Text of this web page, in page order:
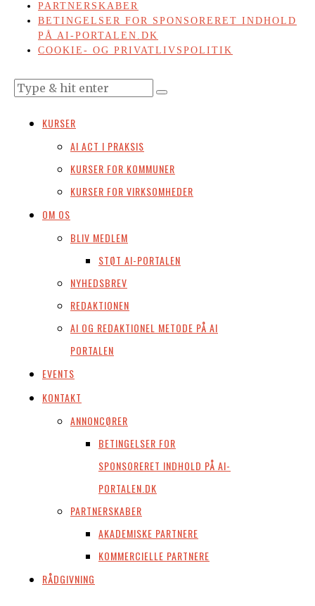
PARTNERSKABER
BETINGELSER FOR SPONSORERET INDHOLD
PÅ AI-PORTALEN.DK
COOKIE- OG PRIVATLIVSPOLITIK
KURSER
AI ACT I PRAKSIS
KURSER FOR KOMMUNER
KURSER FOR VIRKSOMHEDER
OM OS
BLIV MEDLEM
STØT AI-PORTALEN
NYHEDSBREV
REDAKTIONEN
AI OG REDAKTIONEL METODE PÅ AI
PORTALEN
EVENTS
KONTAKT
ANNONCØRER
BETINGELSER FOR
SPONSORERET INDHOLD PÅ AI-
PORTALEN.DK
PARTNERSKABER
AKADEMISKE PARTNERE
KOMMERCIELLE PARTNERE
RÅDGIVNING